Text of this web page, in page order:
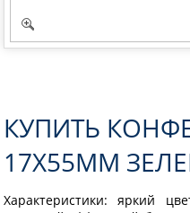
КУПИТЬ
17Х55ММ
Характеристики: яркий